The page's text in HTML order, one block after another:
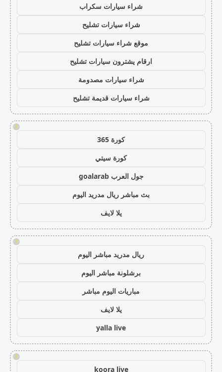
شراء سيارات سكراب
شراء سيارات تشليح
موقع شراء سيارات تشليح
ارقام يشترون سيارات تشليح
شراء سيارات مصدومة
شراء سيارات قديمة تشليح
!
كورة 365
كورة سيتي
جول العرب goalarab
بث مباشر ريال مدريد اليوم
يلا لايف
!
ريال مدريد مباشر اليوم
برشلونة مباشر اليوم
مباريات اليوم مباشر
يلا لايف
yalla live
!
koora live